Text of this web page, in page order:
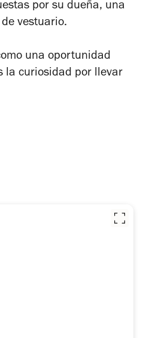
por su dueña, una
vestuario.
una oportunidad
la curiosidad por llevar